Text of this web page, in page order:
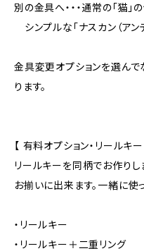
別の金具へ・・・通常の「猫」
シンプルな「ナスカン（アン
金具変更オプションを選ん
ります。
【 有料オプション・リールキ
リールキーを同柄でお作りし
お揃いに出来ます。一緒に使
・リールキー
・リールキー＋二重リング